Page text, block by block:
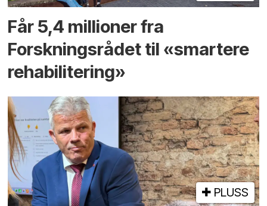
Får 5,4 millioner fra
Forskningsrådet til «smartere
rehabilitering»
PLUSS